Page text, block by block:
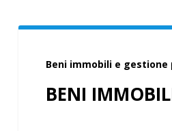
Beni immobili e
BENI